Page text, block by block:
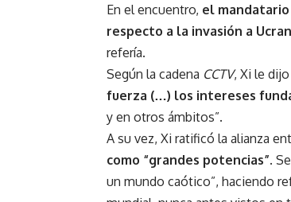
En el encuentro, el mandatario
respecto a la invasión a
refería.
Según la cadena CCTV, Xi le
fuerza (…) los intereses
y en otros ámbitos”.
A su vez, Xi ratificó la alianza
como “grandes potencias”.
un mundo caótico”, haciendo